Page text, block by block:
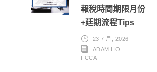
報稅時間期限月份
+廷期流程Tips
23 7 月, 2026
ADAM HO
FCCA